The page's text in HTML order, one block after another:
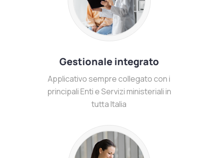
Gestionale integrato
Applicativo sempre collegato con i
principali Enti e Servizi ministeriali in
tutta Italia